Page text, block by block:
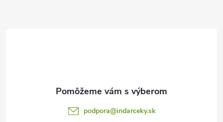
podpora@indarceky.sk